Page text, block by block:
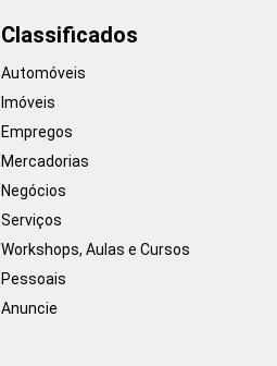
Classificados
Automóveis
Imóveis
Empregos
Mercadorias
Negócios
Serviços
Workshops, Aulas e Cursos
Pessoais
Anuncie